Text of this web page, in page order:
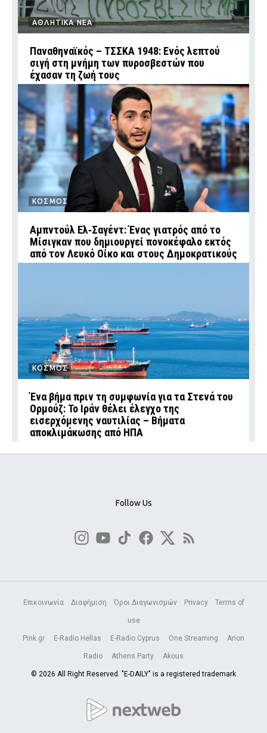
ΑΘΛΗΤΙΚΑ ΝΕΑ
Παναθηναϊκός – ΤΣΣΚΑ 1948: Ενός λεπτού
σιγή στη μνήμη των πυροσβεστών που
έχασαν τη ζωή τους
ΚΟΣΜΟΣ
Αμπντούλ Ελ‑Σαγέντ: Ένας γιατρός από το
Μίσιγκαν που δημιουργεί πονοκέφαλο εκτός
από τον Λευκό Οίκο και στους Δημοκρατικούς
ΚΟΣΜΟΣ
Ένα βήμα πριν τη συμφωνία για τα Στενά του
Ορμούζ: Το Ιράν θέλει έλεγχο της
εισερχόμενης ναυτιλίας – Βήματα
αποκλιμάκωσης από ΗΠΑ
Follow Us
Επικοινωνία Διαφήμιση Όροι Διαγωνισμών Privacy Terms of
use
Pink.gr E-Radio Hellas E-Radio Cyprus One Streaming Arion
Radio Athens Party Akous
© 2026 All Right Reserved. "E-DAILY" is a registered trademark